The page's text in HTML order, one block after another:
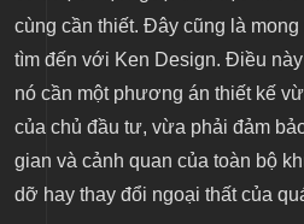
cùng cần thiết. Đây cũng là
tìm đến với Ken Design. Điều
nó cần một phương án thiết kế
của chủ đầu tư, vừa phải đảm
gian và cảnh quan của toàn bộ
dỡ hay thay đổi ngoại thất của